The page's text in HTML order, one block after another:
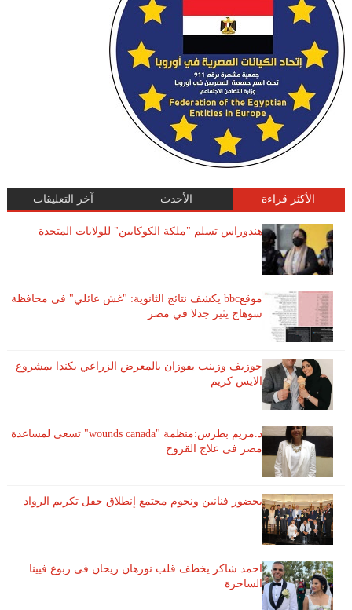
الأكثر قراءة الأحدث آخر التعليقات
هندوراس تسلم "ملكة الكوكايين" للولايات المتحدة
موقعbbc يكشف نتائج الثانوية: "غش عائلي" فى محافظة
سوهاج يثير جدلا في مصر
جوزيف وزينب يفوزان بالمعرض الزراعي بكندا بمشروع
الايس كريم
د.مريم بطرس:منظمة "wounds canada" تسعى لمساعدة
مصر فى علاج القروح
بحضور فنانين ونجوم مجتمع إنطلاق حفل تكريم الرواد
احمد شاكر يخطف قلب نورهان ريحان فى ربوع فيينا
الساحرة